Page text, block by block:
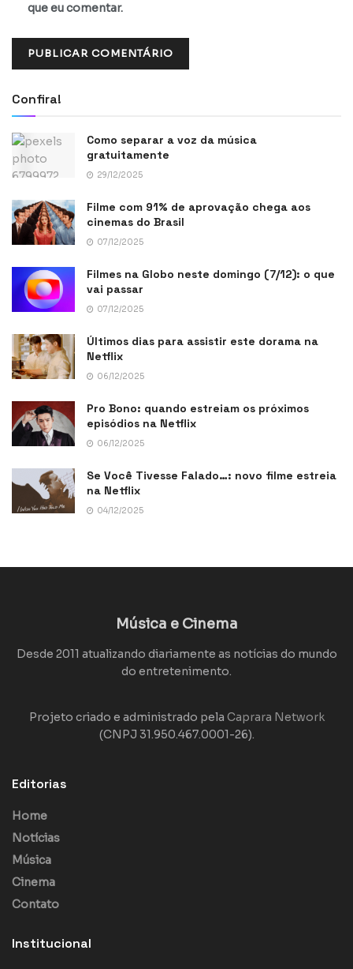
que eu comentar.
Confira!
Como separar a voz da música
gratuitamente
29/12/2025
Filme com 91% de aprovação chega aos
cinemas do Brasil
07/12/2025
Filmes na Globo neste domingo (7/12): o que
vai passar
07/12/2025
Últimos dias para assistir este dorama na
Netflix
06/12/2025
Pro Bono: quando estreiam os próximos
episódios na Netflix
06/12/2025
Se Você Tivesse Falado…: novo filme estreia
na Netflix
04/12/2025
Música e Cinema
Desde 2011 atualizando diariamente as notícias do mundo
do entretenimento.
Projeto criado e administrado pela Caprara Network
(CNPJ 31.950.467.0001-26).
Editorias
Home
Notícias
Música
Cinema
Contato
Institucional